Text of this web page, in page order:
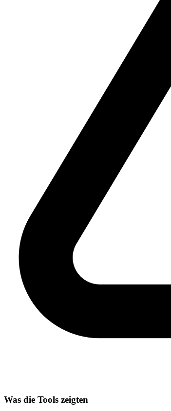
Was die Tools zeigten